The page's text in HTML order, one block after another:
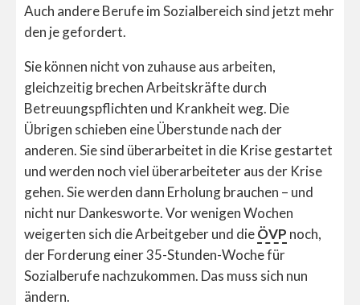
Auch andere Berufe im Sozialbereich sind jetzt mehr
den je gefordert.
Sie können nicht von zuhause aus arbeiten,
gleichzeitig brechen Arbeitskräfte durch
Betreuungspflichten und Krankheit weg. Die
Übrigen schieben eine Überstunde nach der
anderen. Sie sind überarbeitet in die Krise gestartet
und werden noch viel überarbeiteter aus der Krise
gehen. Sie werden dann Erholung brauchen – und
nicht nur Dankesworte. Vor wenigen Wochen
weigerten sich die Arbeitgeber und dieÖVP noch,
der Forderung einer 35-Stunden-Woche für
Sozialberufe nachzukommen. Das muss sich nun
ändern.